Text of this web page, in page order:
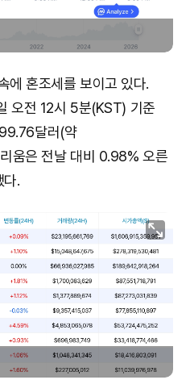
에 혼조세를 보이고 있다.
오전 12시 5분(KST) 기준
달러(약
움은 전날 대비 0.98% 오른
.